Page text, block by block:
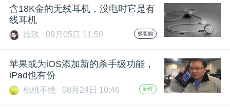
含18K金的无线耳机，没电时它是有
线耳机
徐玖 09月05日 11:50 极客购
苹果或为iOS添加新的杀手级功能，
iPad也有份
桃桃不绝 08月24日 10:46 新鲜